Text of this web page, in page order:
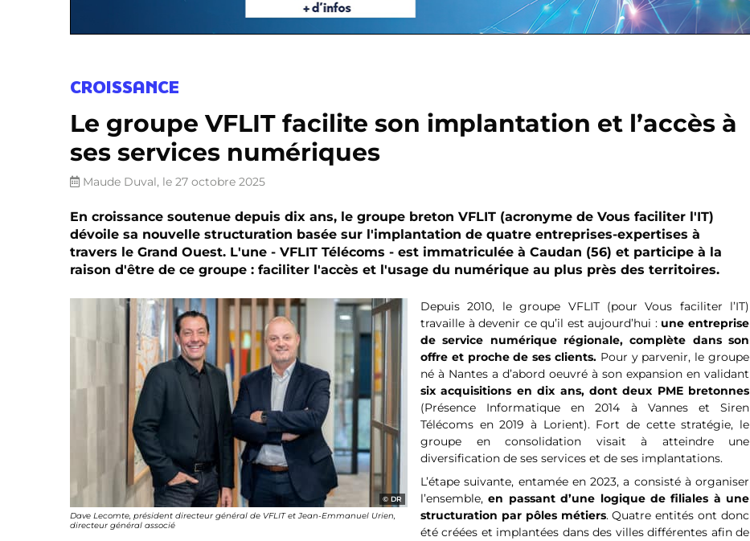
CROISSANCE
Le groupe VFLIT facilite son implantation et l’accès à
ses services numériques
Maude Duval, le 27 octobre 2025
En croissance soutenue depuis dix ans, le groupe breton VFLIT (acronyme de Vous faciliter l'IT)
dévoile sa nouvelle structuration basée sur l'implantation de quatre entreprises-expertises à
travers le Grand Ouest. L'une - VFLIT Télécoms - est immatriculée à Caudan (56) et participe à la
raison d'être de ce groupe : faciliter l'accès et l'usage du numérique au plus près des territoires.
DR
Dave Lecomte, président directeur général de VFLIT et Jean-Emmanuel Urien,
directeur général associé
Depuis 2010, le groupe VFLIT (pour Vous faciliter l’IT)
travaille à devenir ce qu’il est aujourd’hui : une entreprise
de service numérique régionale, complète dans son
offre et proche de ses clients. Pour y parvenir, le groupe
né à Nantes a d’abord oeuvré à son expansion en validant
six acquisitions en dix ans, dont deux PME bretonnes
(Présence Informatique en 2014 à Vannes et Siren
Télécoms en 2019 à Lorient). Fort de cette stratégie, le
groupe en consolidation visait à atteindre une
diversification de ses services et de ses implantations.
L’étape suivante, entamée en 2023, a consisté à organiser
l’ensemble,en passant d’une logique de filiales à une
structuration par pôles métiers. Quatre entités ont donc
été créées et implantées dans des villes différentes afin de